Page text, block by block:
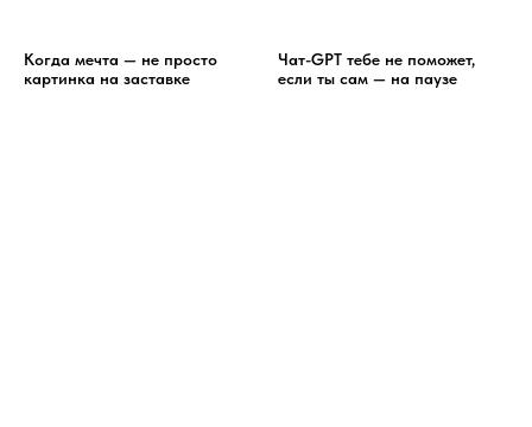
Когда мечта — не просто
картинка на заставке
Чат-GPT тебе не поможет,
если ты сам — на паузе